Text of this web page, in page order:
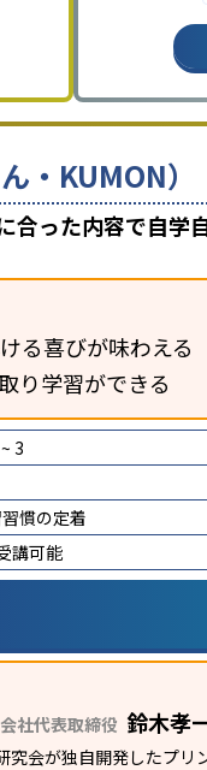
・KUMON）
合った内容で自学
る喜びが味わえる
り学習ができる
3
慣の定着
講可能
社代表取締役 鈴木孝
究会が独自開発したプ